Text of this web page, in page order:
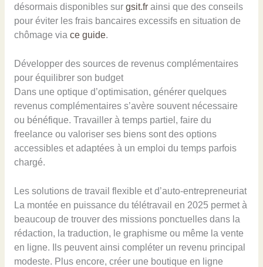
désormais disponibles sur gsit.frainsi que des conseils
pour éviter les frais bancaires excessifs en situation de
chômage via ce guide.
Développer des sources de revenus complémentaires
pour équilibrer son budget
Dans une optique d’optimisation, générer quelques
revenus complémentaires s’avère souvent nécessaire
ou bénéfique. Travailler à temps partiel, faire du
freelance ou valoriser ses biens sont des options
accessibles et adaptées à un emploi du temps parfois
chargé.
Les solutions de travail flexible et d’auto-entrepreneuriat
La montée en puissance du télétravail en 2025 permet à
beaucoup de trouver des missions ponctuelles dans la
rédaction, la traduction, le graphisme ou même la vente
en ligne. Ils peuvent ainsi compléter un revenu principal
modeste. Plus encore, créer une boutique en ligne